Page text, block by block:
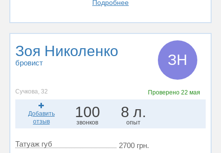
Подробнее
Зоя Николенко
бровист ЗН
Сучкова, 32 Проверено 22 мая
Добавить
отзыв
100
звонков
8 л.
опыт
Татуаж губ
2700 грн.